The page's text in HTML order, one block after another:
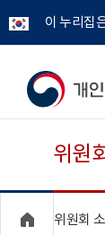
이 누리집
개
보
위원
위원회